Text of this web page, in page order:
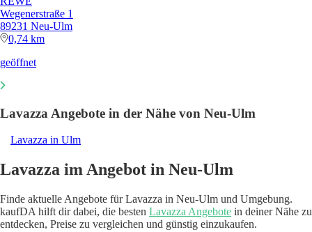
Wegenerstraße 1
89231 Neu-Ulm
0,74 km
geöffnet
Lavazza Angebote in der Nähe von Neu-Ulm
Lavazza in Ulm
Lavazza im Angebot in Neu-Ulm
Finde aktuelle Angebote für Lavazza in Neu-Ulm und Umgebung.
kaufDA hilft dir dabei, die besten Lavazza Angebote in deiner Nähe zu
entdecken, Preise zu vergleichen und günstig einzukaufen.